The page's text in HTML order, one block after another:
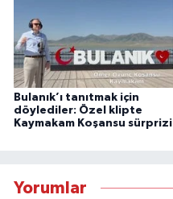
Bulanık’ı tanıtmak için
döylediler: Özel klipte
Kaymakam Koşansu sürprizi
Yorumlar